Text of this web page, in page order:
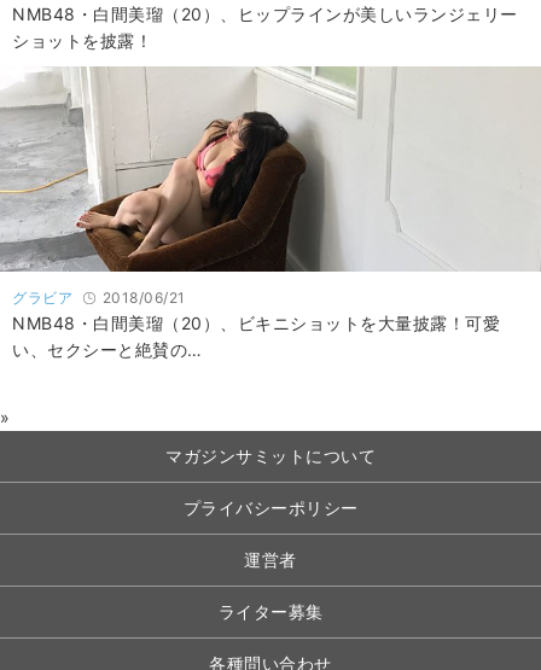
NMB48・白間美瑠（20）、ヒップラインが美しいランジェリー
ショットを披露！
グラビア 2018/06/21
NMB48・白間美瑠（20）、ビキニショットを大量披露！可愛
い、セクシーと絶賛の…
»
マガジンサミットについて
プライバシーポリシー
運営者
ライター募集
各種問い合わせ